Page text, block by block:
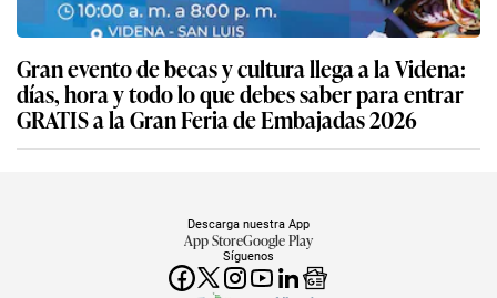
Gran evento de becas y cultura llega a la Videna:
días, hora y todo lo que debes saber para entrar
GRATIS a la Gran Feria de Embajadas 2026
Síguenos
Descarga nuestra App
App StoreGoogle Play